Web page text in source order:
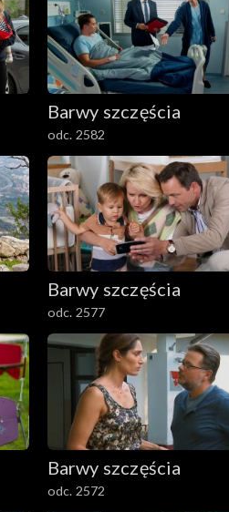
Barwy szczęścia
odc. 2582
Barwy szczęścia
odc. 2577
Barwy szczęścia
odc. 2572